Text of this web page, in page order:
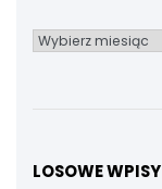
Archiwum
LOSOWE WPISY